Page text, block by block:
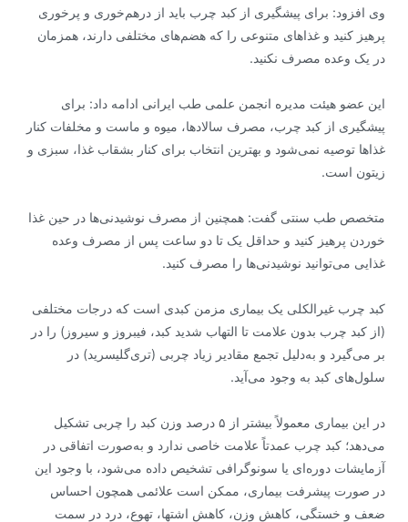
وی افزود: برای پیشگیری از کبد چرب باید از درهم‌خوری و پرخوری
پرهیز کنید و غذا‌های متنوعی را که هضم‌های مختلفی دارند، همزمان
در یک وعده مصرف نکنید.
این عضو هیئت مدیره انجمن علمی طب ایرانی ادامه داد: برای
پیشگیری از کبد چرب، مصرف سالادها، میوه و ماست و مخلفات کنار
غذا‌ها توصیه نمی‌شود و بهترین انتخاب برای کنار بشقاب غذا، سبزی و
زیتون است.
متخصص طب سنتی گفت: همچنین از مصرف نوشیدنی‌ها در حین غذا
خوردن پرهیز کنید و حداقل یک تا دو ساعت پس از مصرف وعده
غذایی می‌توانید نوشیدنی‌ها را مصرف کنید.
کبد چرب غیرالکلی یک بیماری مزمن کبدی است که درجات مختلفی
(از کبد چرب بدون علامت تا التهاب شدید کبد، فیبروز و سیروز) را در
بر می‌گیرد و به‌دلیل تجمع مقادیر زیاد چربی (تری‌گلیسرید) در
سلول‌های کبد به وجود می‌آید.
در این بیماری معمولاً بیشتر از ۵ درصد وزن کبد را چربی تشکیل
می‌دهد؛ کبد چرب عمدتاً علامت خاصی ندارد و به‌صورت اتفاقی در
آزمایشات دوره‌ای یا سونوگرافی تشخیص داده می‌شود، با وجود این
در صورت پیشرفت بیماری، ممکن است علائمی همچون احساس
ضعف و خستگی، کاهش وزن، کاهش اشتها، تهوع، درد در سمت